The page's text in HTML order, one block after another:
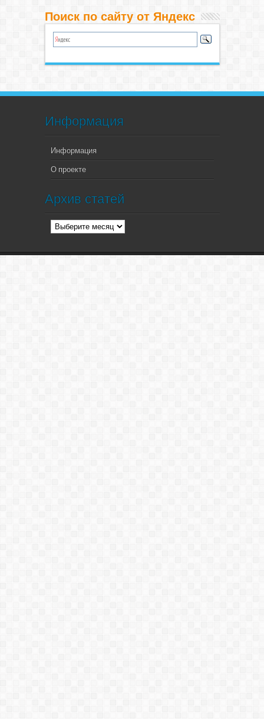
Поиск по сайту от Яндекс
Информация
Информация
О проекте
Архив статей
Архив
статей